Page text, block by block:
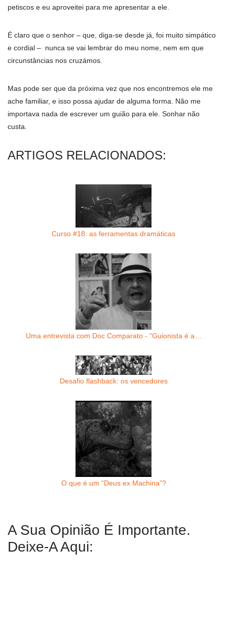
petiscos e eu aproveitei para me apresentar a ele.
É claro que o senhor – que, diga-se desde já, foi muito simpático
e cordial – nunca se vai lembrar do meu nome, nem em que
circunstâncias nos cruzámos.
Mas pode ser que da próxima vez que nos encontremos ele me
ache familiar, e isso possa ajudar de alguma forma. Não me
importava nada de escrever um guião para ele. Sonhar não
custa.
ARTIGOS RELACIONADOS:
Curso #18: as ferramentas dramáticas
Uma entrevista com Doc Comparato - "Guionista é a…
Desafio flashback: os vencedores
O que é um “Deus ex Machina”?
A Sua Opinião É Importante.
Deixe-A Aqui: